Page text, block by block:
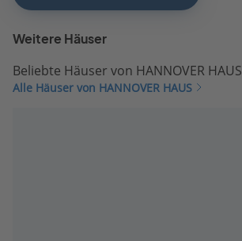
Weitere Häuser
Beliebte Häuser von HANNOVER HAUS
Alle Häuser von HANNOVER HAUS